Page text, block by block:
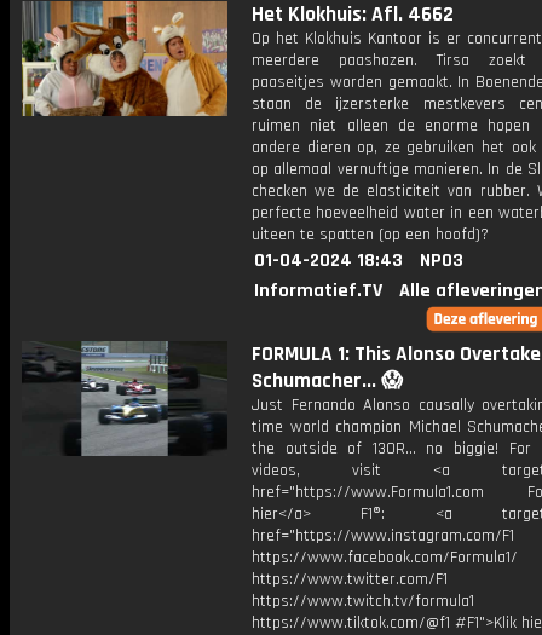
Het Klokhuis: Afl. 4662
Op het Klokhuis Kantoor is er
meerdere paashazen. Tirsa
paaseitjes worden gemaakt. In
staan de ijzersterke mestkevers
ruimen niet alleen de enorme hopen
andere dieren op, ze gebruiken het ook
op allemaal vernuftige manieren. In de
checken we de elasticiteit van rubber.
perfecte hoeveelheid water in een
uiteen te spatten (op een hoofd)?
01-04-2024 18:43
NPO3
Informatief.TV
Alle
FORMULA 1: This Alonso
Schumacher... 😱
Just Fernando Alonso causally
time world champion Michael
the outside of 130R... no biggie! For
videos, visit <a
href="https://www.Formula1.com
hier</a> F1®: <a
href="https://www.instagram.com/F1
https://www.facebook.com/Formula1/
https://www.twitter.com/F1
https://www.twitch.tv/formula1
https://www.tiktok.com/@f1 #F1">Klik